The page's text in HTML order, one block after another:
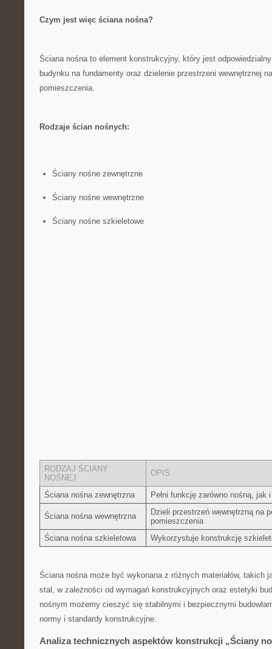
Czym jest więc ściana nośna?
Ściana ⁤nośna ​to element konstrukcyjny,⁣ który‍ jest
budynku na fundamenty oraz dzielenie przestrzeni ‍wewnętrznej
pomieszczenia.
Rodzaje⁣ ścian nośnych:
Ściany nośne zewnętrzne
Ściany nośne wewnętrzne
Ściany nośne szkieletowe
RODZAJ ŚCIANY
NOŚNEJ
OPIS
Ściana ⁢nośna zewnętrzna Pełni funkcję zarówno nośną, jak
Ściana​ nośna wewnętrzna
Dzieli przestrzeń wewnętrzną ⁤na
pomieszczenia
Ściana nośna szkieletowa
Wykorzystuje konstrukcję
Ściana⁣ nośna może być wykonana z ⁤różnych materiałów, takich
stal, w zależności od wymagań⁣ konstrukcyjnych ⁢oraz ‍estetyki
nośnym‌ możemy cieszyć się stabilnymi i bezpiecznymi
normy i standardy konstrukcyjne.
Analiza technicznych aspektów ⁤konstrukcji „Ściany